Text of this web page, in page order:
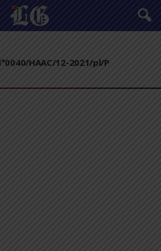
HAAC/12-2021/pl/P